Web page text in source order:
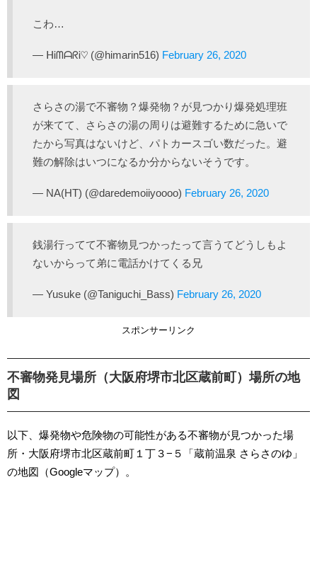
こわ…
— ᕼᎥᗰᗩᖇᎥ♡ (@himarin516) February 26, 2020
さらさの湯で不審物？爆発物？が見つかり爆発処理班
が来てて、さらさの湯の周りは避難するために急いで
たから写真はないけど、パトカースゴい数だった。避
難の解除はいつになるか分からないそうです。
— NA(HT) (@daredemoiiyoooo) February 26, 2020
銭湯行ってて不審物見つかったって言うてどうしもよ
ないからって弟に電話かけてくる兄
— Yusuke (@Taniguchi_Bass) February 26, 2020
スポンサーリンク
不審物発見場所（大阪府堺市北区蔵前町）場所の地
図
以下、爆発物や危険物の可能性がある不審物が見つかった場
所・大阪府堺市北区蔵前町１丁３−５「蔵前温泉 さらさのゆ」
の地図（Googleマップ）。